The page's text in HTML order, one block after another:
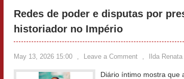
Redes de poder e disputas por
historiador no Império
May 13, 2026 15:00 , Leave a Comment , Ilda
Diário íntimo mostra que